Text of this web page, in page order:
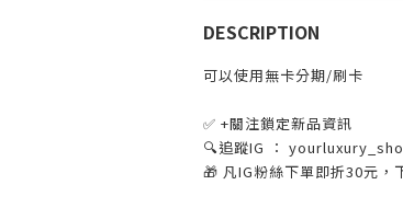
DESCRIPTION
可以使用無卡分期/刷卡
✅ +關注鎖定新品資訊
🔍追蹤IG ：
🎁 凡IG粉絲下單即折30元